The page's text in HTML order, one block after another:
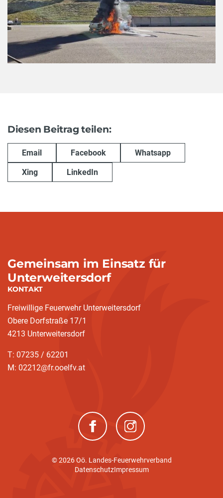
Diesen Beitrag teilen:
Email Facebook Whatsapp
Xing LinkedIn
Gemeinsam im Einsatz für
Unterweitersdorf
KONTAKT
Freiwillige Feuerwehr Unterweitersdorf
Obere Dorfstraße 17/1
4213 Unterweitersdorf
T: 07235 / 62201
M: 02212@fr.ooelfv.at
(neues Fenster)(neues Fenster)
© 2026 Oö. Landes-Feuerwehrverband
DatenschutzImpressum